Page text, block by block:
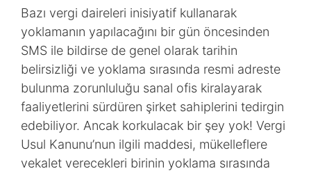
Bazı vergi daireleri inisiyatif kullanarak
yoklamanın yapılacağını bir gün öncesinden
SMS ile bildirse de genel olarak tarihin
belirsizliği ve yoklama sırasında resmi adreste
bulunma zorunluluğu sanal ofis kiralayarak
faaliyetlerini sürdüren şirket sahiplerini tedirgin
edebiliyor. Ancak korkulacak bir şey yok! Vergi
Usul Kanunu’nun ilgili maddesi, mükelleflere
vekalet verecekleri birinin yoklama sırasında